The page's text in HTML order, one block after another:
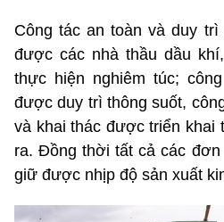
Công tác an toàn và duy
được các nhà thầu dầu
thực hiện nghiêm túc;
được duy trì thông suốt,
và khai thác được triển khai
ra. Đồng thời tất cả các đơn
giữ được nhịp độ sản xuất